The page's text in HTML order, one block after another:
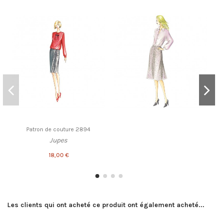
Patron de couture 2894
Jupes
18,00 €
Les clients qui ont acheté ce produit ont également acheté...